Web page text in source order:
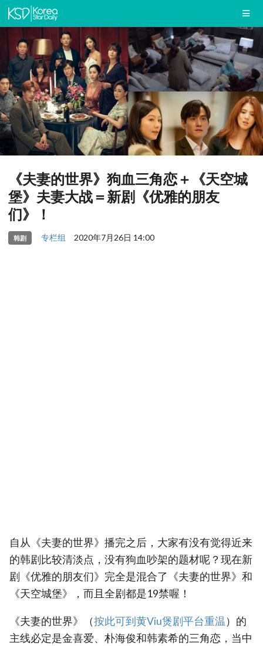
《夫妻的世界》狗血三角恋＋《天空城
堡》夫妻大战＝新剧《优雅的朋友
们》！
韩剧 专栏组 2020年7月26日 14:00
自从《夫妻的世界》播完之后，大家有没有觉得近来
的韩剧比较清淡点，没有狗血吵架的题材呢？现在新
剧《优雅的朋友们》完全是混合了《夫妻的世界》和
《天空城堡》，而且全剧都是19禁喔！
《夫妻的世界》（按此可到黄Viu煲剧平台重温 ）的
主线必定是金喜爱、朴海俊和韩素希的三角恋，当中